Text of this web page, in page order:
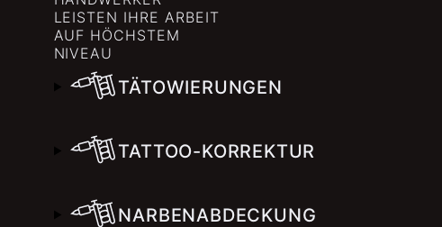
LEISTEN IHRE ARBEIT
AUF HÖCHSTEM
NIVEAU
TÄTOWIERUNGEN
TATTOO-KORREKTUR
NARBENABDECKUNG